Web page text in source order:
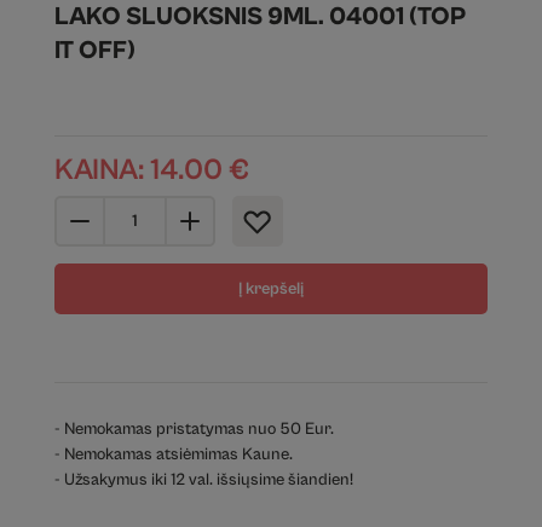
LAKO SLUOKSNIS 9ML. 04001 (TOP
IT OFF)
KAINA: 14.00 €
Į krepšelį
- Nemokamas pristatymas nuo 50 Eur.
- Nemokamas atsiėmimas Kaune.
- Užsakymus iki 12 val. išsiųsime šiandien!